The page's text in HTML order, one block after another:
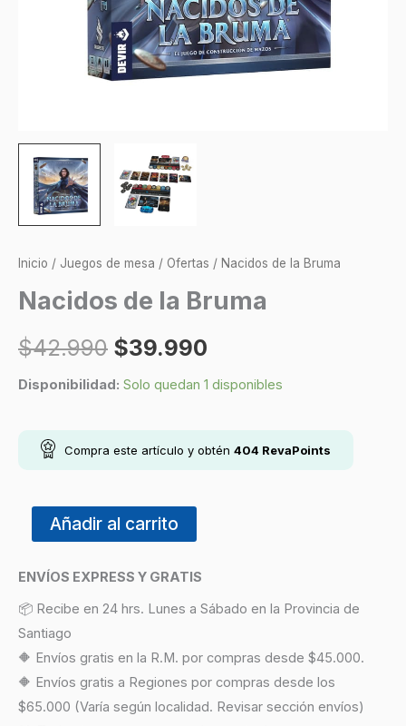
Inicio / Juegos de mesa / Ofertas / Nacidos de la Bruma
Nacidos de la Bruma
$42.990 $39.990
Disponibilidad: Solo quedan 1 disponibles
Compra este artículo y obtén 404 RevaPoints
Añadir al carrito
ENVÍOS EXPRESS Y GRATIS
📦 Recibe en 24 hrs. Lunes a Sábado en la Provincia de
Santiago
🔶 Envíos gratis en la R.M. por compras desde $45.000.
🔶 Envíos gratis a Regiones por compras desde los
$65.000 (Varía según localidad. Revisar sección envíos)